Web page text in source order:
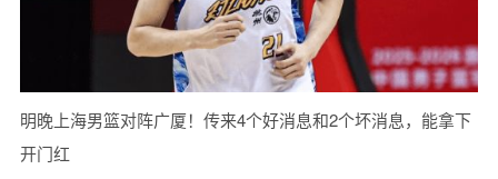
明晚上海男篮对阵广厦！传来4个好消息和2个坏消息，能拿下
开门红